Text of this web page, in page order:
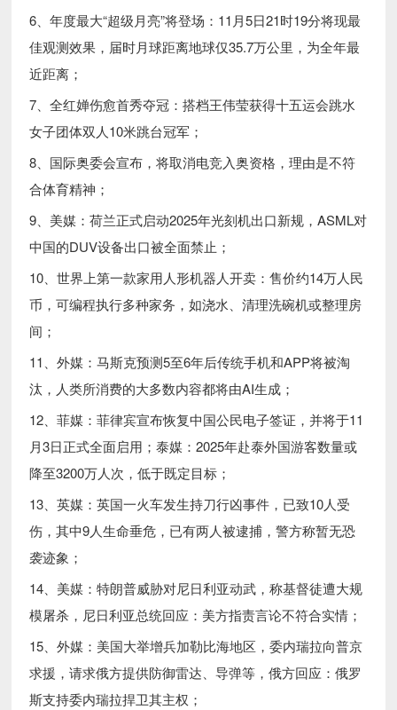
6、年度最大“超级月亮”将登场：11月5日21时19分将现最
佳观测效果，届时月球距离地球仅35.7万公里，为全年最
近距离；
7、全红婵伤愈首秀夺冠：搭档王伟莹获得十五运会跳水
女子团体双人10米跳台冠军；
8、国际奥委会宣布，将取消电竞入奥资格，理由是不符
合体育精神；
9、美媒：荷兰正式启动2025年光刻机出口新规，ASML对
中国的DUV设备出口被全面禁止；
10、世界上第一款家用人形机器人开卖：售价约14万人民
币，可编程执行多种家务，如浇水、清理洗碗机或整理房
间；
11、外媒：马斯克预测5至6年后传统手机和APP将被淘
汰，人类所消费的大多数内容都将由AI生成；
12、菲媒：菲律宾宣布恢复中国公民电子签证，并将于11
月3日正式全面启用；泰媒：2025年赴泰外国游客数量或
降至3200万人次，低于既定目标；
13、英媒：英国一火车发生持刀行凶事件，已致10人受
伤，其中9人生命垂危，已有两人被逮捕，警方称暂无恐
袭迹象；
14、美媒：特朗普威胁对尼日利亚动武，称基督徒遭大规
模屠杀，尼日利亚总统回应：美方指责言论不符合实情；
15、外媒：美国大举增兵加勒比海地区，委内瑞拉向普京
求援，请求俄方提供防御雷达、导弹等，俄方回应：俄罗
斯支持委内瑞拉捍卫其主权；